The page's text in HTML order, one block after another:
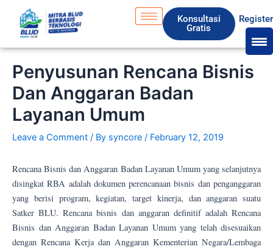
content
Konsultasi
Gratis
Register
Penyusunan Rencana Bisnis
Dan Anggaran Badan
Layanan Umum
Leave a Comment / By syncore / February 12, 2019
Rencana Bisnis dan Anggaran Badan Layanan Umum yang selanjutnya
disingkat RBA adalah dokumen perencanaan bisnis dan penganggaran
yang berisi program, kegiatan, target kinerja, dan anggaran suatu
Satker BLU. Rencana bisnis dan anggaran definitif adalah Rencana
Bisnis dan Anggaran Badan Layanan Umum yang telah disesuaikan
dengan Rencana Kerja dan Anggaran Kementerian Negara/Lembaga
c
h